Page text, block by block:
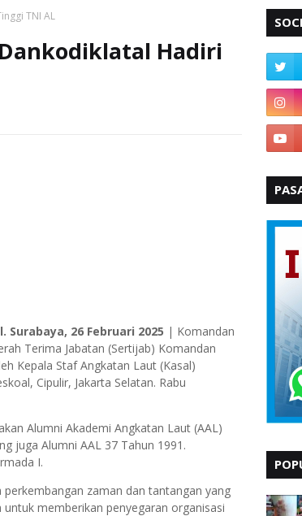
TNI AL
Hadiri
Surabaya, 26 Februari 2025 | Komandan
Terima Jabatan (Sertijab) Komandan
Kepala Staf Angkatan Laut (Kasal)
Cipulir, Jakarta Selatan. Rabu
Alumni Akademi Angkatan Laut (AAL)
juga Alumni AAL 37 Tahun 1991.
I.
zaman dan tantangan yang
memberikan penyegaran organisasi